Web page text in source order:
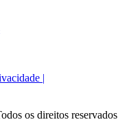
|
os direitos reservados